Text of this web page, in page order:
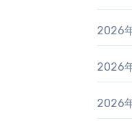
2026
2026
2026